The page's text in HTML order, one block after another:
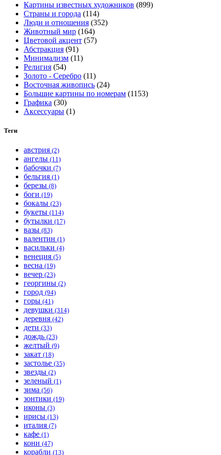
на
странице
товара.
Картины известных художников (899)
Страны и города (114)
Люди и отношения (352)
Животный мир (164)
Цветовой акцент (57)
Абстракция (91)
Минимализм (11)
Религия (54)
Золото - Серебро (11)
Восточная живопись (24)
Большие картины по номерам (1153)
Графика (30)
Аксессуары (1)
Теги
австрия (2)
ангелы (11)
бабочки (7)
бельгия (1)
березы (8)
боги (19)
бокалы (23)
букеты (114)
бутылки (17)
вазы (83)
валентин (1)
васильки (4)
венеция (5)
весна (19)
вечер (23)
георгины (2)
город (94)
горы (41)
девушки (314)
деревня (42)
дети (33)
дождь (23)
желтый (9)
закат (18)
застолье (35)
звезды (2)
зеленый (1)
зима (56)
зонтики (19)
иконы (3)
ирисы (13)
италия (7)
кафе (1)
кони (47)
корабли (13)